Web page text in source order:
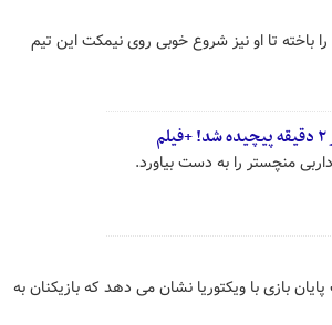
باخته تا او نیز شروع خوبی روی نیمکت این تیم
منچستر را به دست بیاورد.
بازی با ویکتوریا نشان می دهد که بازیکنان به